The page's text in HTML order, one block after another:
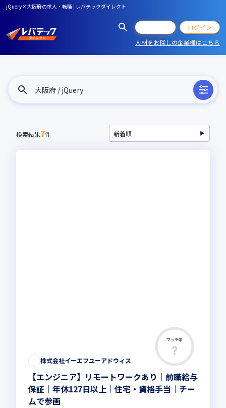
jQuery×大阪府の求人・転職 | レバテックダイレクト
ログイン
人材をお探しの企業様はこちら
大阪府 / jQuery
検索結果7件
マッチ率
株式会社イーエフユーアドウィス
【エンジニア】リモートワークあり｜前職給与
保証｜年休127日以上｜住宅・資格手当｜チー
ムで参画